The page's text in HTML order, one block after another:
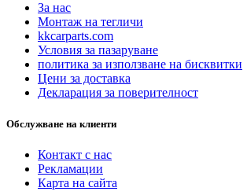
За нас
Монтаж на тегличи
kkcarparts.com
Условия за пазаруване
политика за използване на бисквитки
Цени за доставка
Декларация за поверителност
Обслужване на клиенти
Контакт с нас
Рекламации
Карта на сайта